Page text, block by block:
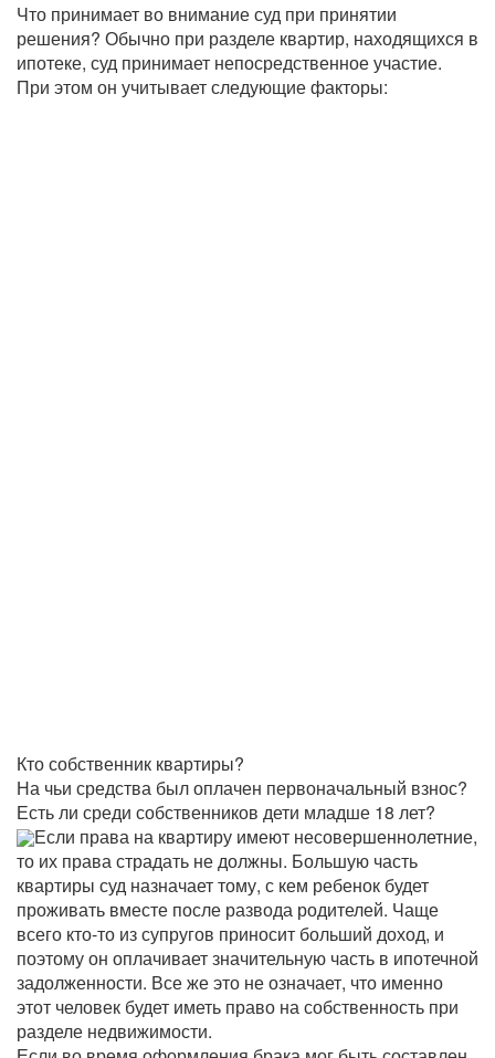
Что принимает во внимание суд при принятии
решения? Обычно при разделе квартир, находящихся в
ипотеке, суд принимает непосредственное участие.
При этом он учитывает следующие факторы:
Кто собственник квартиры?
На чьи средства был оплачен первоначальный взнос?
Есть ли среди собственников дети младше 18 лет?
Если права на квартиру имеют несовершеннолетние,
то их права страдать не должны. Большую часть
квартиры суд назначает тому, с кем ребенок будет
проживать вместе после развода родителей. Чаще
всего кто-то из супругов приносит больший доход, и
поэтому он оплачивает значительную часть в ипотечной
задолженности. Все же это не означает, что именно
этот человек будет иметь право на собственность при
разделе недвижимости.